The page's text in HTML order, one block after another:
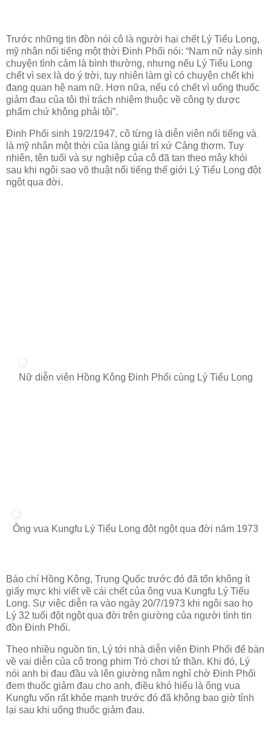
Trước những tin đồn nói cô là người hại chết Lý Tiểu Long,
mỹ nhân nổi tiếng một thời Đinh Phối nói: “Nam nữ nảy sinh
chuyện tình cảm là bình thường, nhưng nếu Lý Tiểu Long
chết vì sex là do ý trời, tuy nhiên làm gì có chuyện chết khi
đang quan hệ nam nữ. Hơn nữa, nếu có chết vì uống thuốc
giảm đau của tôi thì trách nhiệm thuộc về công ty dược
phẩm chứ không phải tôi”.
Đinh Phối sinh 19/2/1947, cô từng là diễn viên nổi tiếng và
là mỹ nhân một thời của làng giải trí xứ Cảng thơm. Tuy
nhiên, tên tuổi và sự nghiệp của cô đã tan theo mây khói
sau khi ngôi sao võ thuật nổi tiếng thế giới Lý Tiểu Long đột
ngột qua đời.
Nữ diễn viên Hồng Kông Đinh Phối cùng Lý Tiểu Long
Ông vua Kungfu Lý Tiểu Long đột ngột qua đời năm 1973
Báo chí Hồng Kông, Trung Quốc trước đó đã tốn không ít
giấy mực khi viết về cái chết của ông vua Kungfu Lý Tiểu
Long. Sự việc diễn ra vào ngày 20/7/1973 khi ngôi sao họ
Lý 32 tuổi đột ngột qua đời trên giường của người tình tin
đồn Đinh Phối.
Theo nhiều nguồn tin, Lý tới nhà diễn viên Đinh Phối để bàn
về vai diễn của cô trong phim Trò chơi tử thần. Khi đó, Lý
nói anh bị đau đầu và lên giường nằm nghỉ chờ Đinh Phối
đem thuốc giảm đau cho anh, điều khó hiểu là ông vua
Kungfu vốn rất khỏe mạnh trước đó đã không bao giờ tỉnh
lại sau khi uống thuốc giảm đau.